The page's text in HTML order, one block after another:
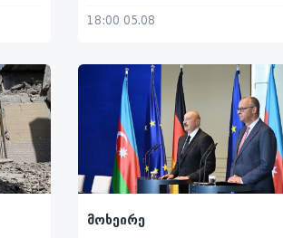
18:00 05.08
მოხეირე